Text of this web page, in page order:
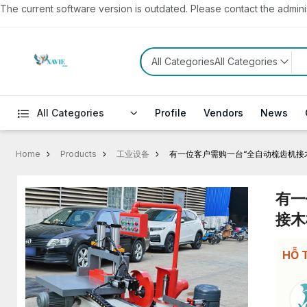
The current software version is outdated. Please contact the
All CategoriesAll Categories
All Categories Profile Vendors News
Home Products 工业设备 有一位客户需购一台“全自动梳齿机
有
接
HỖ